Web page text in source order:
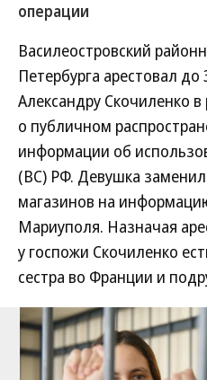
операции
Василеостровский
Петербурга арестовал
Александру Скочиленко
о публичном
информации об
(ВС) РФ. Девушка
магазинов на
Мариуполя. Назначая
у госпожи Скочиленко
сестра во Франции и